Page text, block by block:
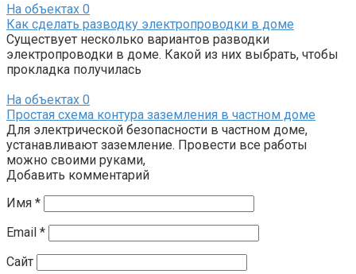
На объектах 0
Как сделать разводку электропроводки в доме
Существует несколько вариантов разводки
электропроводки в доме. Какой из них выбрать, чтобы
прокладка получилась
На объектах 0
Простая схема контура заземления в частном доме
Для электрической безопасности в частном доме,
устанавливают заземление. Провести все работы
можно своими руками,
Добавить комментарий
Имя *
Email *
Сайт